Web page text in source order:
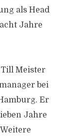
als Head
Jahre
Meister
bei
Er
Jahre